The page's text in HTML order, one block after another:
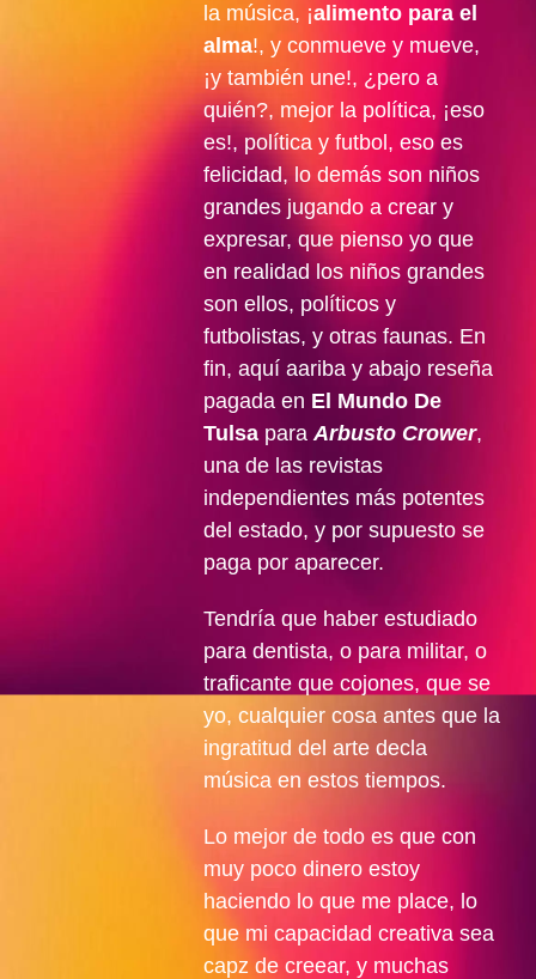
la música, ¡alimento para el
alma!, y conmueve y mueve,
¡y también une!, ¿pero a
quién?, mejor la política, ¡eso
es!, política y futbol, eso es
felicidad, lo demás son niños
grandes jugando a crear y
expresar, que pienso yo que
en realidad los niños grandes
son ellos, políticos y
futbolistas, y otras faunas. En
fin, aquí aariba y abajo reseña
pagada en El Mundo De
Tulsa paraArbusto Crower,
una de las revistas
independientes más potentes
del estado, y por supuesto se
paga por aparecer.
Tendría que haber estudiado
para dentista, o para militar, o
traficante que cojones, que se
yo, cualquier cosa antes que la
ingratitud del arte decla
música en estos tiempos.
Lo mejor de todo es que con
muy poco dinero estoy
haciendo lo que me place, lo
que mi capacidad creativa sea
capz de creear, y muchas